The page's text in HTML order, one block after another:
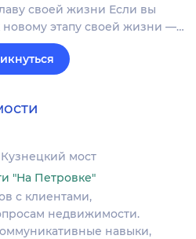
своей жизни Если вы
новому этапу своей жизни —…
Кузнецкий мост
"На Петровке"
с клиентами,
недвижимости.
навыки,